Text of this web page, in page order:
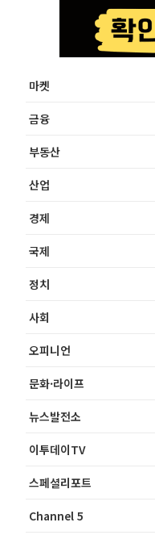
마켓
금융
부동산
산업
경제
국제
정치
사회
오피니언
문화·라이프
뉴스발전소
이투데이TV
스페셜리포트
Channel 5